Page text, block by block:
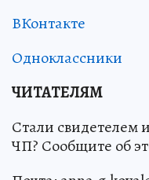
ВКонтакте
Одноклассники
ЧИТАТЕЛЯМ
Стали свидетелем
ЧП? Сообщите об